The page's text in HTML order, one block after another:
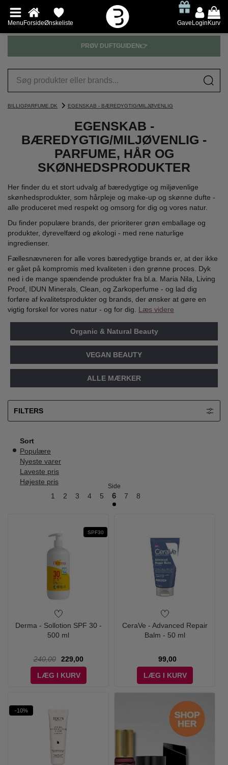
MenuForsideØnskeliste GaveLoginKurv
PRØV DUFTGUIDEN👉
BILLIGPARFUME.DK EGENSKAB - BÆREDYGTIG/MILJØVENLIG
EGENSKAB -
BÆREDYGTIG/MILJØVENLIG -
PARFUME, HÅR OG
SKØNHEDSPRODUKTER
Her finder du et stort udvalg af bæredygtige og miljøvenlige
skønhedsprodukter, som hårpleje og make-up og skønne dufte -
alle produceret med respekt og omsorg for dig og vores natur.
Du finder populære brands, der prioriterer grøn emballage og
produkter, dyrevelfærd og økologi - med rene naturlige
ingredienser.
Fællesnævneren for alle vores bæredygtige brands er, at der ikke
er gået på kompromis med kvaliteten i den grønne proces. Dyk
ned i de mange spændende produkter fra bl.a. Maria Nila, Living
Proof, IDUN Minerals, Clean, og Zarkoperfume - og lad dig
forføre af kvalitetsprodukter og brands, der ønsker at gøre en
vigtig forskel for vores natur - og for dig. Læs videre
Organic & Natural Beauty
VEGAN BEAUTY
ALLE MÆRKER
FILTERS
Sort
Populære
Nyeste varer
Laveste pris
Højeste pris
Side
1 2 3 4 5 6 7 8
SPF30
Derma - Sollotion SPF 30 -
500 ml
240,00
229,00
LÆG I KURV
CeraVe - Advanced Repair
Balm - 50 ml
99,00
LÆG I KURV
-10%